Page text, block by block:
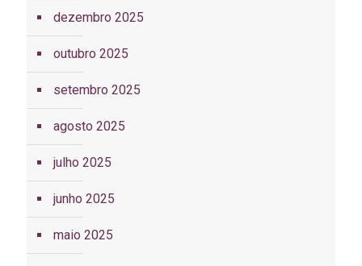
dezembro 2025
outubro 2025
setembro 2025
agosto 2025
julho 2025
junho 2025
maio 2025